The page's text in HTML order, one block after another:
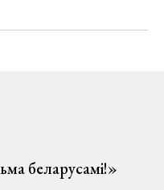
беларусамі!»